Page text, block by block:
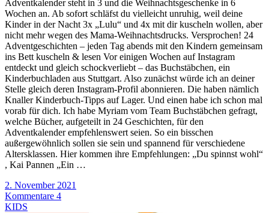
Adventkalender steht in 3 und die Weihnachtsgeschenke in 6
Wochen an. Ab sofort schläfst du vielleicht unruhig, weil deine
Kinder in der Nacht 3x „Lulu“ und 4x mit dir kuscheln wollen, aber
nicht mehr wegen des Mama-Weihnachtsdrucks. Versprochen! 24
Adventgeschichten – jeden Tag abends mit den Kindern gemeinsam
ins Bett kuscheln & lesen Vor einigen Wochen auf Instagram
entdeckt und gleich schockverliebt – das Buchstäbchen, ein
Kinderbuchladen aus Stuttgart. Also zunächst würde ich an deiner
Stelle gleich deren Instagram-Profil abonnieren. Die haben nämlich
Knaller Kinderbuch-Tipps auf Lager. Und einen habe ich schon mal
vorab für dich. Ich habe Myriam vom Team Buchstäbchen gefragt,
welche Bücher, aufgeteilt in 24 Geschichten, für den
Adventkalender empfehlenswert seien. So ein bisschen
außergewöhnlich sollen sie sein und spannend für verschiedene
Altersklassen. Hier kommen ihre Empfehlungen: „Du spinnst wohl“
, Kai Pannen „Ein …
2. November 2021
Kommentare 4
KIDS